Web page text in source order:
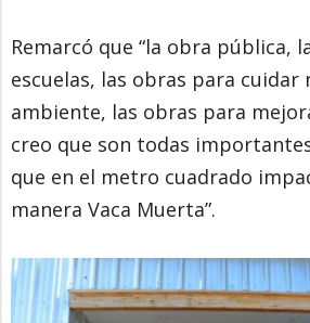
Remarcó que “la obra pública,
escuelas, las obras para cuidar
ambiente, las obras para
creo que son todas
que en el metro cuadrado
manera Vaca Muerta”.